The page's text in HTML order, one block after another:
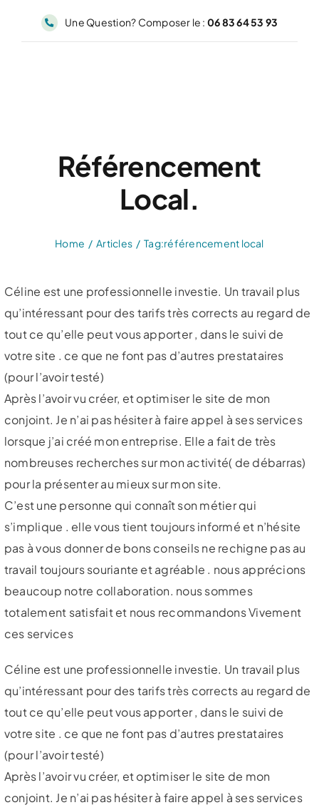
Une Question? Composer le : 06 83 64 53 93
Référencement
Local.
Home Articles Tag:référencement local
Céline est une professionnelle investie. Un travail plus
qu’intéressant pour des tarifs très corrects au regard de
tout ce qu’elle peut vous apporter , dans le suivi de
votre site . ce que ne font pas d’autres prestataires
(pour l’avoir testé)
Après l’avoir vu créer, et optimiser le site de mon
conjoint. Je n’ai pas hésiter à faire appel à ses services
lorsque j’ai créé mon entreprise. Elle a fait de très
nombreuses recherches sur mon activité( de débarras)
pour la présenter au mieux sur mon site.
C’est une personne qui connaît son métier qui
s’implique . elle vous tient toujours informé et n’hésite
pas à vous donner de bons conseils ne rechigne pas au
travail toujours souriante et agréable . nous apprécions
beaucoup notre collaboration. nous sommes
totalement satisfait et nous recommandons Vivement
ces services
Céline est une professionnelle investie. Un travail plus
qu’intéressant pour des tarifs très corrects au regard de
tout ce qu’elle peut vous apporter , dans le suivi de
votre site . ce que ne font pas d’autres prestataires
(pour l’avoir testé)
Après l’avoir vu créer, et optimiser le site de mon
conjoint. Je n’ai pas hésiter à faire appel à ses services